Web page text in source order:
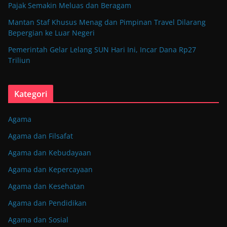
Pajak Semakin Meluas dan Beragam
Mantan Staf Khusus Menag dan Pimpinan Travel Dilarang
Bepergian ke Luar Negeri
Pemerintah Gelar Lelang SUN Hari Ini, Incar Dana Rp27
Triliun
Kategori
Agama
Agama dan Filsafat
Agama dan Kebudayaan
Agama dan Kepercayaan
Agama dan Kesehatan
Agama dan Pendidikan
Agama dan Sosial